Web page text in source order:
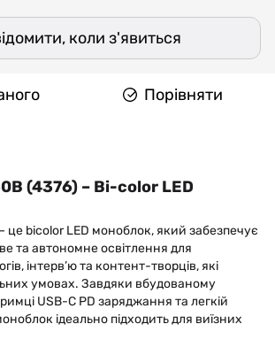
коли з'явиться
Порівняти
(4376) – Bi-color LED
– це bicolor LED моноблок, який забезпечує
та автономне освітлення для
інтерв’ю та контент-творців, які
умовах. Завдяки вбудованому
USB-C PD заряджання та легкій
ідеально підходить для виїзних